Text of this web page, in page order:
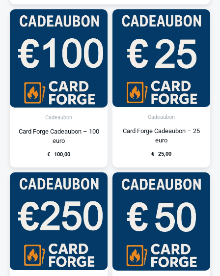
Cadeaubon
Card Forge Cadeaubon – 100
euro
€ 100,00
Cadeaubon
Card Forge Cadeaubon – 25
euro
€ 25,00